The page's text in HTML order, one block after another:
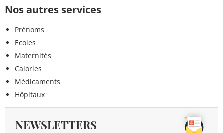
Nos autres services
Prénoms
Ecoles
Maternités
Calories
Médicaments
Hôpitaux
NEWSLETTERS